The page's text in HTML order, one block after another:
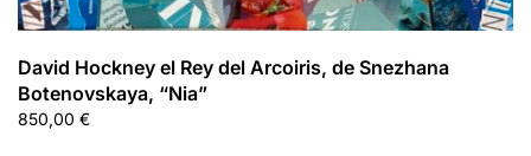
David Hockney el Rey del Arcoiris, de Snezhana
Botenovskaya, “Nia”
850,00 €